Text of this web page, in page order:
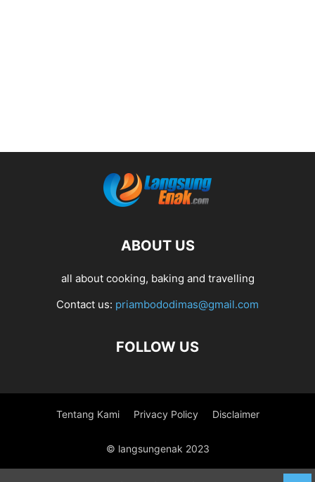
ABOUT US
all about cooking, baking and travelling
Contact us: priambododimas@gmail.com
FOLLOW US
Tentang Kami Privacy Policy Disclaimer
© langsungenak 2023